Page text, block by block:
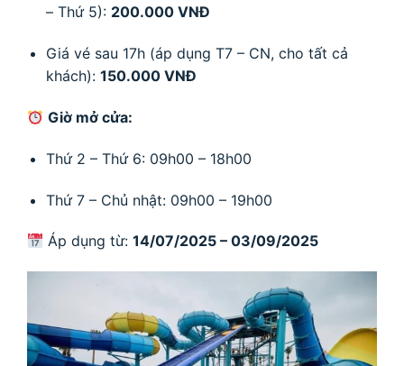
– Thứ 5): 200.000 VNĐ
Giá vé sau 17h (áp dụng T7 – CN, cho tất cả
khách): 150.000 VNĐ
Giờ mở cửa:
Thứ 2 – Thứ 6: 09h00 – 18h00
Thứ 7 – Chủ nhật: 09h00 – 19h00
Áp dụng từ:14/07/2025 – 03/09/2025